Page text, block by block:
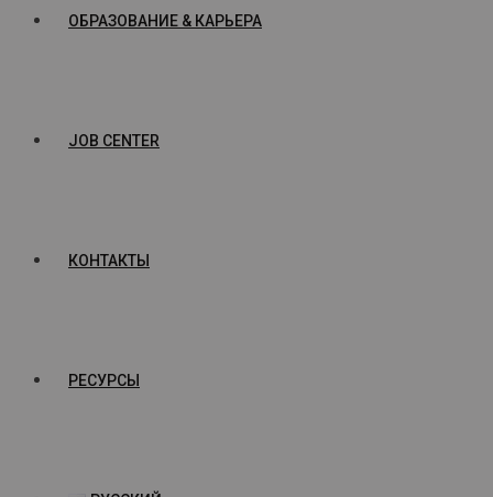
ОБРАЗОВАНИЕ & КАРЬЕРА
JOB CENTER
КОНТАКТЫ
РЕСУРСЫ